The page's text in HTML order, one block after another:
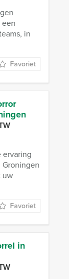
in
Favoriet
uw
Favoriet
in